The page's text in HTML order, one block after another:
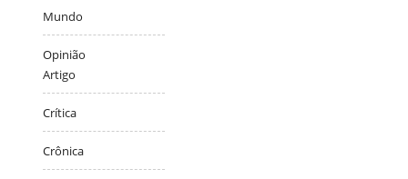
Mundo
Opinião
Artigo
Crítica
Crônica